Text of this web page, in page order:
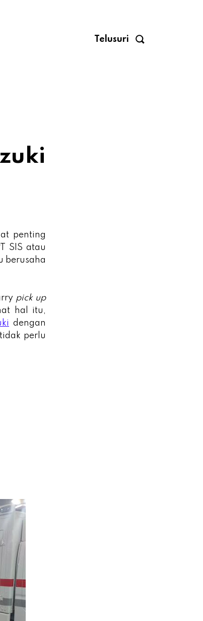
Telusuri
penting
SIS atau
berusaha
pick up
hal itu,
dengan
perlu